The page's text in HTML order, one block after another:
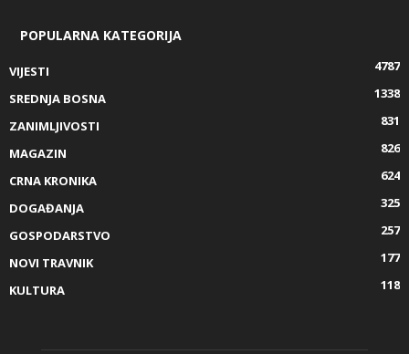
POPULARNA KATEGORIJA
VIJESTI
4787
SREDNJA BOSNA
1338
ZANIMLJIVOSTI
831
MAGAZIN
826
CRNA KRONIKA
624
DOGAĐANJA
325
GOSPODARSTVO
257
NOVI TRAVNIK
177
KULTURA
118